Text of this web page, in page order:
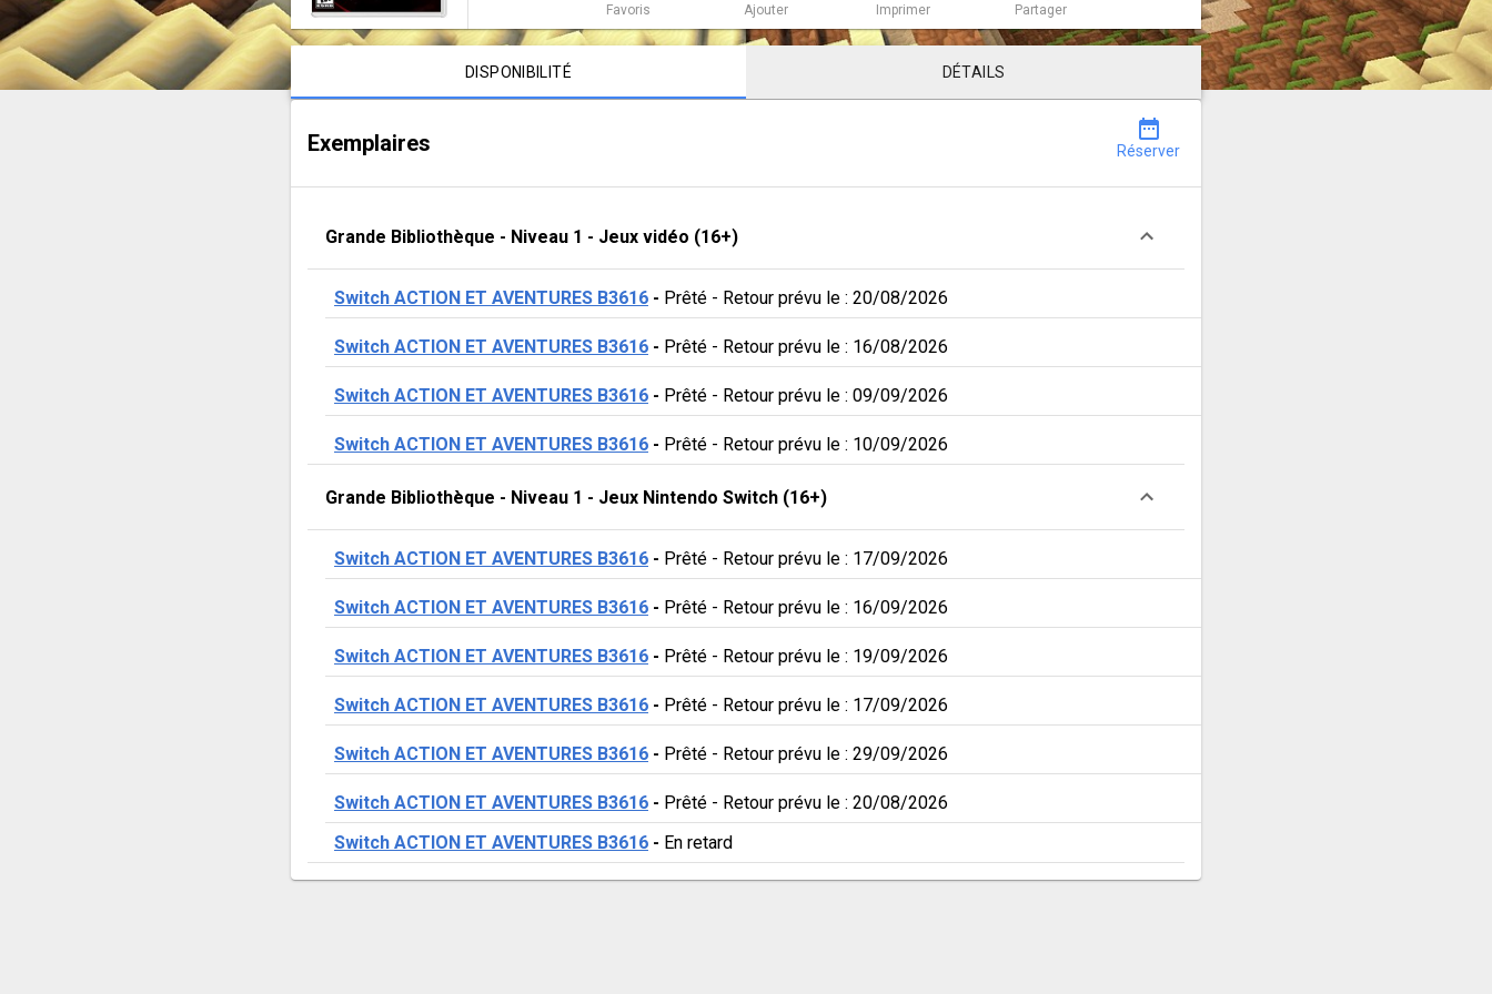
Favoris Ajouter Imprimer Partager
Contenu de la notice DISPONIBILITÉ DÉTAILS
Exemplaires
date_range
Réserver
Grande Bibliothèque - Niveau 1 - Jeux vidéo (16+)
Switch ACTION ET AVENTURES B3616 - Prêté - Retour prévu le : 20/08/2026
Switch ACTION ET AVENTURES B3616 - Prêté - Retour prévu le : 16/08/2026
Switch ACTION ET AVENTURES B3616 - Prêté - Retour prévu le : 09/09/2026
Switch ACTION ET AVENTURES B3616 - Prêté - Retour prévu le : 10/09/2026
Grande Bibliothèque - Niveau 1 - Jeux Nintendo Switch (16+)
Switch ACTION ET AVENTURES B3616 - Prêté - Retour prévu le : 17/09/2026
Switch ACTION ET AVENTURES B3616 - Prêté - Retour prévu le : 16/09/2026
Switch ACTION ET AVENTURES B3616 - Prêté - Retour prévu le : 19/09/2026
Switch ACTION ET AVENTURES B3616 - Prêté - Retour prévu le : 17/09/2026
Switch ACTION ET AVENTURES B3616 - Prêté - Retour prévu le : 29/09/2026
Switch ACTION ET AVENTURES B3616 - Prêté - Retour prévu le : 20/08/2026
Switch ACTION ET AVENTURES B3616 - En retard